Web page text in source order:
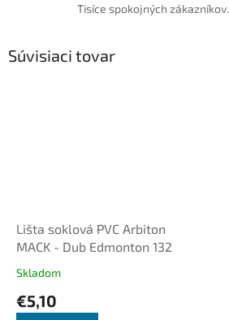
Tisíce spokojných zákazníkov.
Súvisiaci tovar
Lišta soklová PVC Arbiton
MACK - Dub Edmonton 132
Skladom
€5,10